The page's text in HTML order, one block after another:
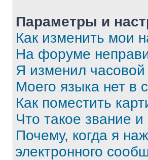
Параметры и
Как изменить мои
На форуме
Я изменил
Моего языка нет в
Как поместить
Что такое звание и
Почему, когда я
электронного